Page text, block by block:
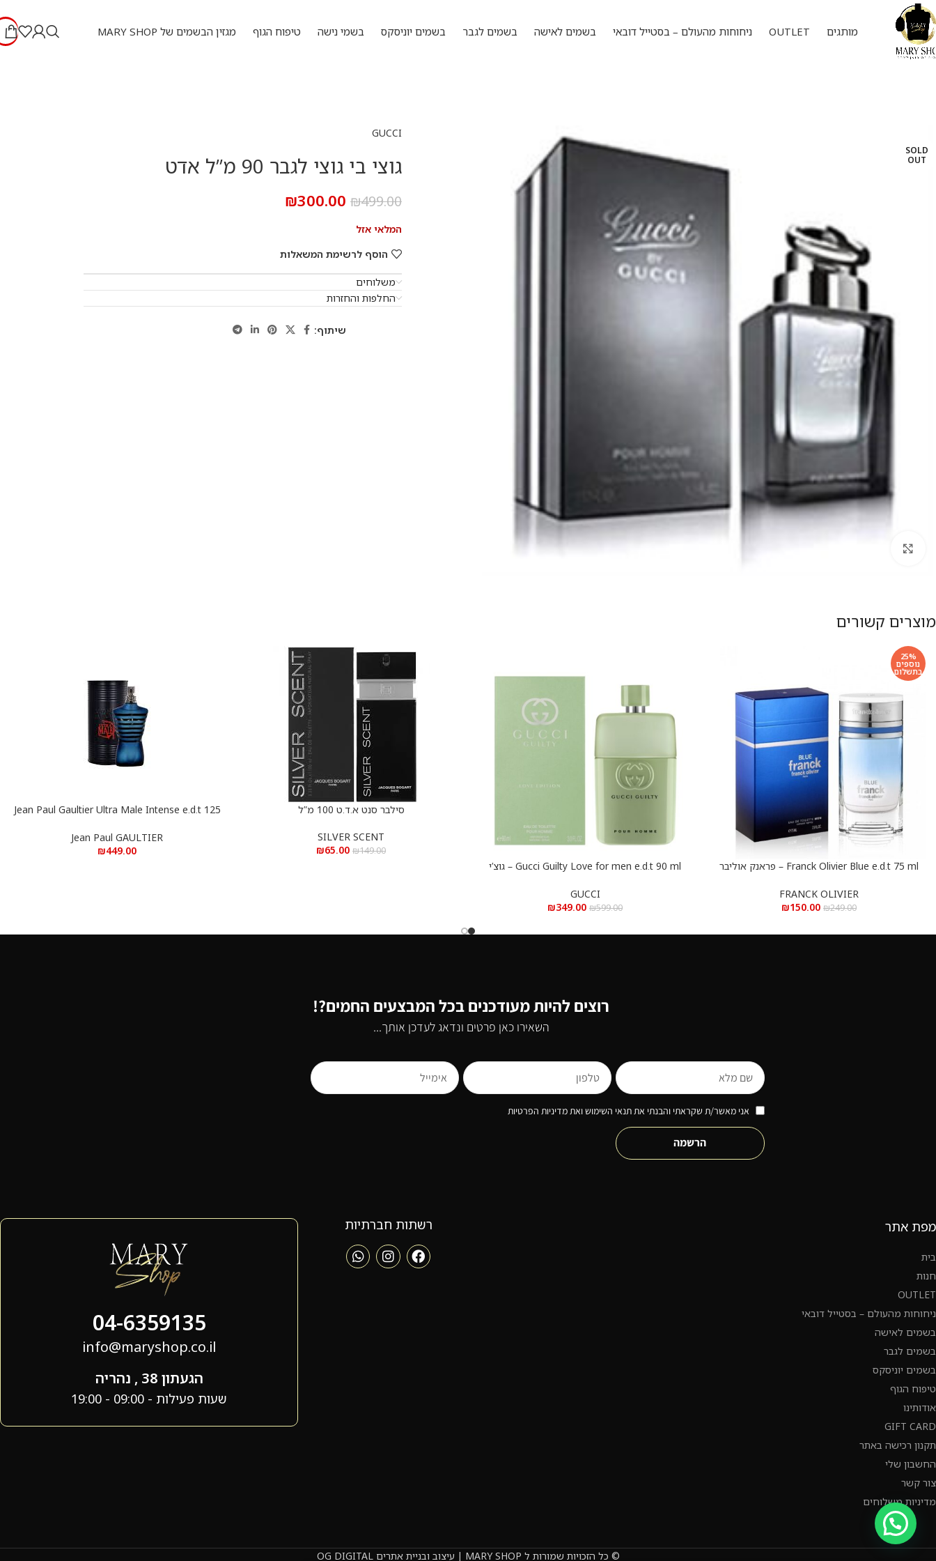
מותגים OUTLET ניחוחות מהעולם – בסטייל דובאי בשמים לאישה בשמים לגבר בשמים יוניסקס בשמי נישה טיפוח הגוף מגזין הבשמים של MARY SHOP
SOLD
OUT
GUCCI
גוצי בי גוצי לגבר 90 מ”ל אדט
₪499.00
₪300.00
המלאי אזל
הוסף לרשימת המשאלות
משלוחים
החלפות והחזרות
שיתוף:
מוצרים קשורים
25%
נוספים
בתשלום
הוספה לסל
Franck Olivier Blue e.d.t 75 ml – פראנק אוליבר
FRANCK OLIVIER
₪249.00
₪150.00
הוספה לסל
Gucci Guilty Love for men e.d.t 90 ml – גוצ’י
GUCCI
₪599.00
₪349.00
סילבר סנט א.ד.ט 100 מ”ל
SILVER SCENT
₪149.00
₪65.00
הוספה לסל
Jean Paul Gaultier Ultra Male Intense e.d.t 125
מ”ל
Jean Paul GAULTIER
₪449.00
רוצים להיות מעודכנים בכל המבצעים החמים?!
השאירו כאן פרטים ונדאג לעדכן אותך...
אני מאשר/ת שקראתי והבנתי את תנאי השימוש ואת מדיניות הפרטיות
הרשמה
מפת אתר
בית
חנות
OUTLET
ניחוחות מהעולם – בסטייל דובאי
בשמים לאישה
בשמים לגבר
בשמים יוניסקס
טיפוח הגוף
אודותינו
GIFT CARD
תקנון רכישה באתר
החשבון שלי
צור קשר
מדיניות משלוחים
רשתות חברתיות
04-6359135
info@maryshop.co.il
הגעתון 38 , נהריה
שעות פעילות - 09:00 - 19:00
© כל הזכויות שמורות ל MARY SHOP | עיצוב ובניית אתרים OG DIGITAL